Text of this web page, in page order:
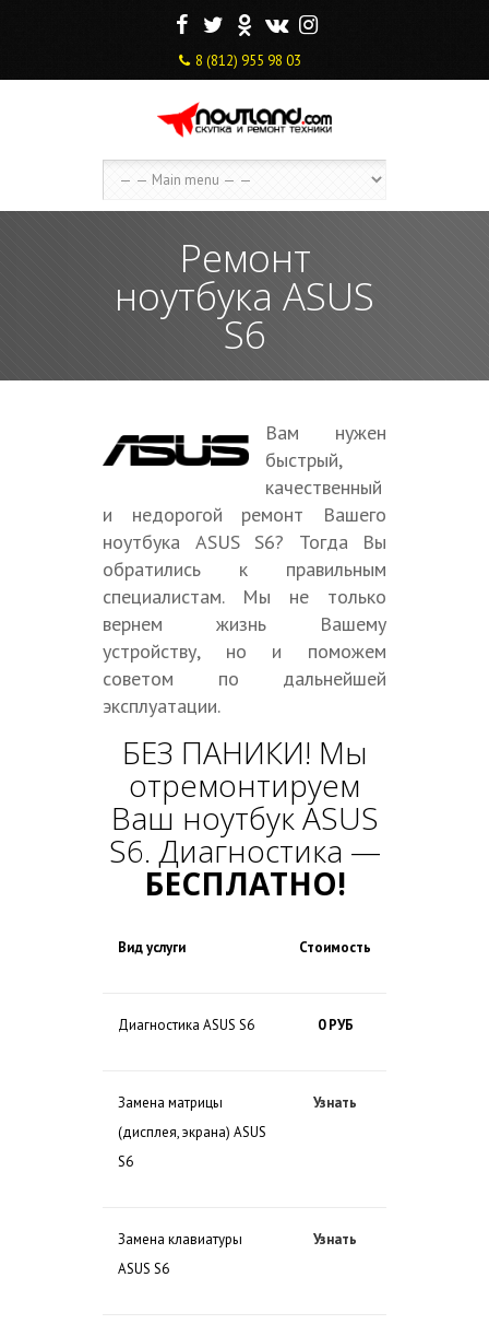
F T O V I
8 (812) 955 98 03
Ремонт
ноутбука ASUS
S6
Вам нужен
быстрый,
качественный
и недорогой ремонт Вашего
ноутбука ASUS S6? Тогда Вы
обратились к правильным
специалистам. Мы не только
вернем жизнь Вашему
устройству, но и поможем
советом по дальнейшей
эксплуатации.
БЕЗ ПАНИКИ! Мы
отремонтируем
Ваш ноутбук ASUS
S6. Диагностика —
БЕСПЛАТНО!
Вид услуги Стоимость
Диагностика ASUS S6 0 РУБ
Замена матрицы
(дисплея, экрана) ASUS
S6
Узнать
Замена клавиатуры
ASUS S6
Узнать